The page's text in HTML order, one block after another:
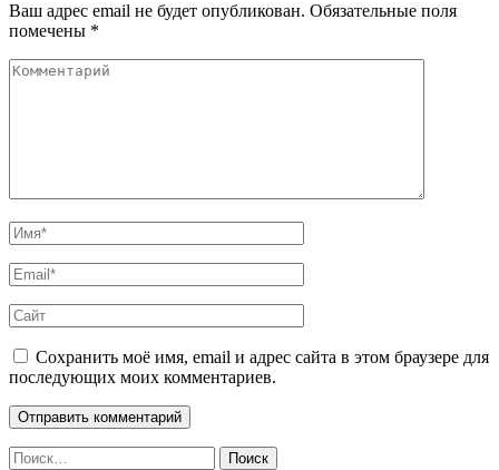
Ваш адрес email не будет опубликован. Обязательные поля
помечены *
Сохранить моё имя, email и адрес сайта в этом браузере для
последующих моих комментариев.
Найти: